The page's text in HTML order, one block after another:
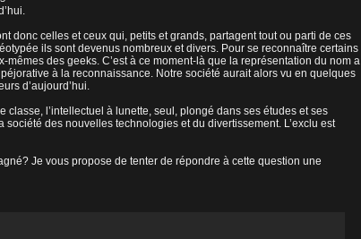
donc celles et ceux qui, petits et grands, partagent tout ou parti de ces
ils sont devenus nombreux et divers. Pour se reconnaître certains
des geeks. C’est à ce moment-là que la représentation du nom a
à la reconnaissance. Notre société aurait alors vu en quelques
d’aujourd’hui.
classe, l’intellectuel à lunette, seul, plongé dans ses études et ses
société des nouvelles technologies et du divertissement. L’exclu est
Je vous propose de tenter de répondre à cette question une